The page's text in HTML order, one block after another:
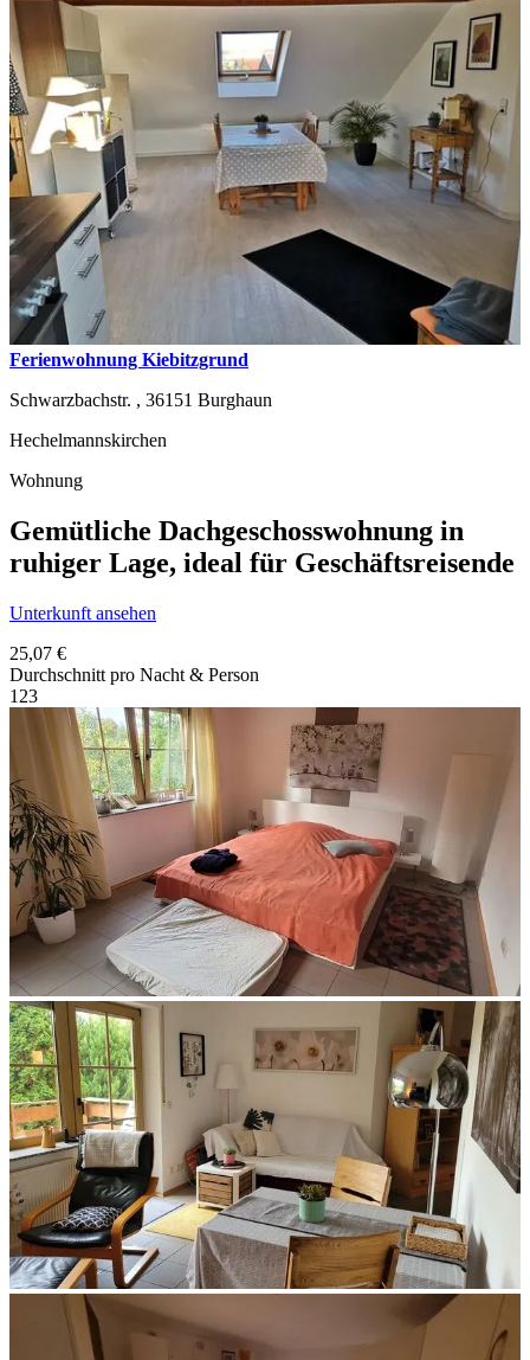
Ferienwohnung Kiebitzgrund
Schwarzbachstr. , 36151 Burghaun
Hechelmannskirchen
Wohnung
Gemütliche Dachgeschosswohnung in
ruhiger Lage, ideal für Geschäftsreisende
Unterkunft ansehen
25,07 €
Durchschnitt pro Nacht & Person
1 23